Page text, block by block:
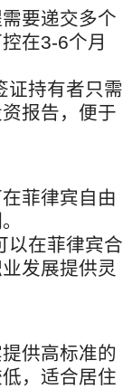
要递交多个
在3-6个月
证持有者只需
报告，便于
菲律宾自由
以在菲律宾合
发展提供灵
供高标准的
，适合居住